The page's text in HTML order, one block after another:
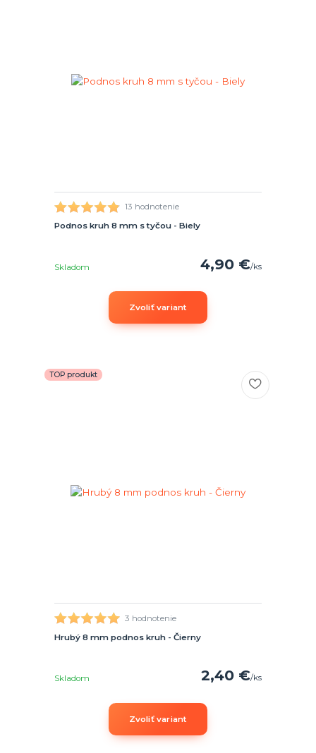
13 hodnotenie
Podnos kruh 8 mm s tyčou - Biely
4,90 €/ks
Skladom
Zvoliť variant
TOP produkt
3 hodnotenie
Hrubý 8 mm podnos kruh - Čierny
2,40 €/ks
Skladom
Zvoliť variant